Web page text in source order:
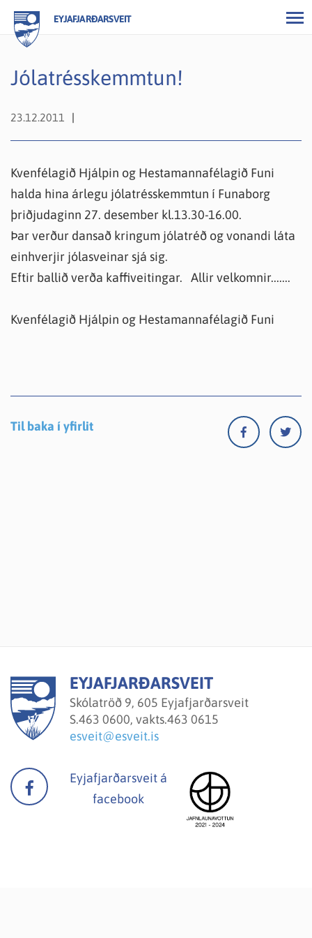
EYJAFJARÐARSVEIT
Jólatrésskemmtun!
23.12.2011
Kvenfélagið Hjálpin og Hestamannafélagið Funi
halda hina árlegu jólatrésskemmtun í Funaborg
þriðjudaginn 27. desember kl.13.30-16.00.
Þar verður dansað kringum jólatréð og vonandi láta
einhverjir jólasveinar sjá sig.
Eftir ballið verða kaffiveitingar. Allir velkomnir.......
Kvenfélagið Hjálpin og Hestamannafélagið Funi
Til baka í yfirlit
EYJAFJARÐARSVEIT
Skólatröð 9, 605 Eyjafjarðarsveit
S.463 0600, vakts.463 0615
esveit@esveit.is
Eyjafjarðarsveit á
facebook